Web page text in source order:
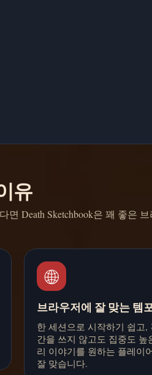
유
Death Sketchbook은 꽤 좋은 브
🌐
브라우저에 잘 맞는 템
한 세션으로 시작하기 쉽고,
간을 쓰지 않고도 집중도 높
리 이야기를 원하는 플레이
잘 맞습니다.